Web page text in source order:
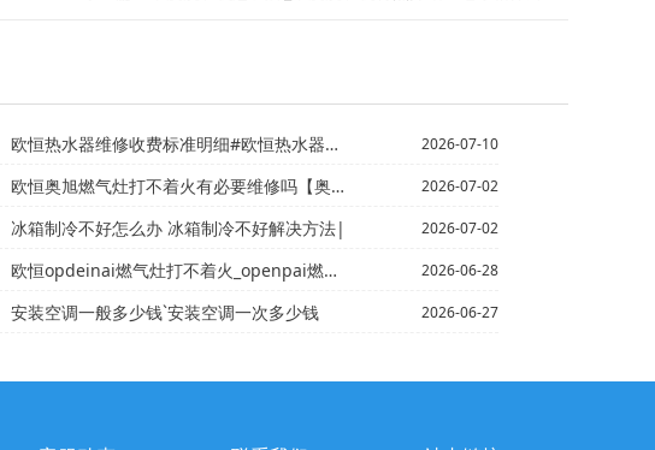
欧恒热水器维修收费标准明细#欧恒热水器维修收费标准明细表新版 2026-07-10
欧恒奥旭燃气灶打不着火有必要维修吗【奥旭燃气灶熄火_1 2026-07-02
冰箱制冷不好怎么办 冰箱制冷不好解决方法| 2026-07-02
欧恒opdeinai燃气灶打不着火_openpai燃气灶打不着火 2026-06-28
安装空调一般多少钱`安装空调一次多少钱 2026-06-27